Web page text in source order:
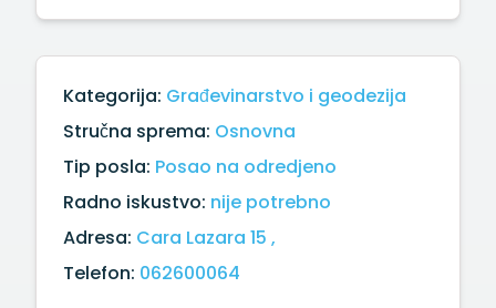
Kategorija: Građevinarstvo i geodezija
Stručna sprema: Osnovna
Tip posla: Posao na odredjeno
Radno iskustvo: nije potrebno
Adresa: Cara Lazara 15 ,
Telefon: 062600064